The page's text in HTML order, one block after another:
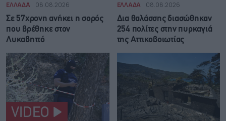
ΕΛΛΑΔΑ 08.08.2026
Σε 57χρονη ανήκει η σορός
που βρέθηκε στον
Λυκαβηττό
VIDEO
ΕΛΛΑΔΑ 08.08.2026
Δια θαλάσσης διασώθηκαν
254 πολίτες στην πυρκαγιά
της Αττικοβοιωτίας